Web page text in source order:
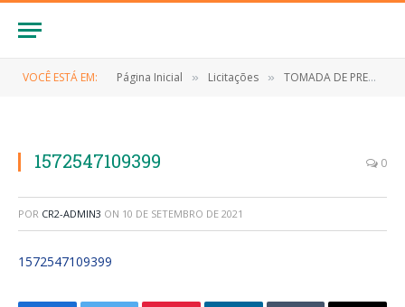
VOCÊ ESTÁ EM: Página Inicial » Licitações » TOMADA DE PREÇO Nº 007/2019 (Contratação de empresa especializada para execução dos serviços engenharia para construção do mercado central no bairro Torres no município de Anapurus)
1572547109399 0
POR CR2-ADMIN3 ON 10 DE SETEMBRO DE 2021
1572547109399